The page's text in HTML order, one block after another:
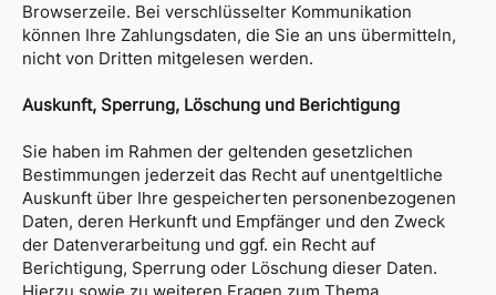
Browserzeile. Bei verschlüsselter Kommunikation
können Ihre Zahlungsdaten, die Sie an uns übermitteln,
nicht von Dritten mitgelesen werden.
Auskunft, Sperrung, Löschung und Berichtigung
Sie haben im Rahmen der geltenden gesetzlichen
Bestimmungen jederzeit das Recht auf unentgeltliche
Auskunft über Ihre gespeicherten personenbezogenen
Daten, deren Herkunft und Empfänger und den Zweck
der Datenverarbeitung und ggf. ein Recht auf
Berichtigung, Sperrung oder Löschung dieser Daten.